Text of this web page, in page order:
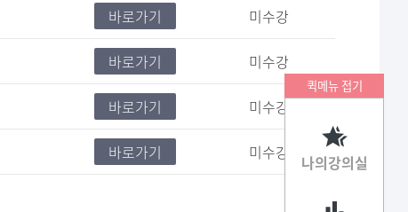
바로가기 미수강
바로가기 미수강
바로가기 미수강
바로가기 미수강
퀵메뉴 접기
나의강의실